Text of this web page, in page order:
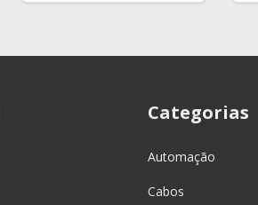
Categorias
Automação
Cabos